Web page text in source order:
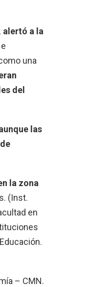
alertó a la
una
del
las
la zona
(Inst.
en
– CMN.